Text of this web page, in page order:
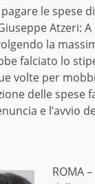
le spese
Atzeri:
la
falciato lo
volte per
delle
e l’avvio
ROMA